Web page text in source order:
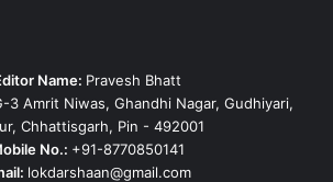
Name: Pravesh Bhatt
3 Amrit Niwas, Ghandhi Nagar, Gudhiyari,
Chhattisgarh, Pin - 492001
No.: +91-8770850141
lokdarshaan@gmail.com